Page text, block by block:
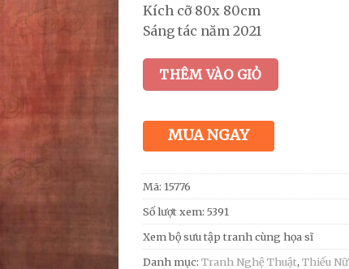
Kích cỡ 80x 80cm
Sáng tác năm 2021
THÊM VÀO GIỎ
MUA NGAY
Mã: 15776
Số lượt xem: 5391
Xem bộ sưu tập tranh cùng họa sĩ
Danh mục: Tranh Nghệ Thuật, Thiếu Nữ